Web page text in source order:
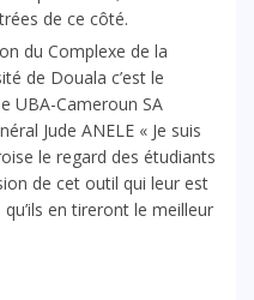
de ce côté.
du Complexe de la
de Douala c’est le
UBA-Cameroun SA
Jude ANELE « Je suis
le regard des étudiants
de cet outil qui leur est
en tireront le meilleur